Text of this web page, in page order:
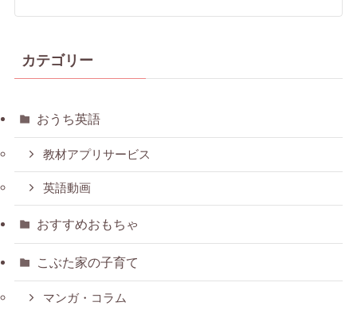
カテゴリー
おうち英語
教材アプリサービス
英語動画
おすすめおもちゃ
こぶた家の子育て
マンガ・コラム